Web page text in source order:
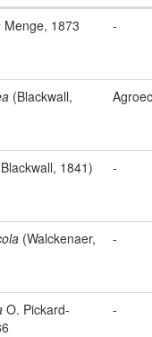
Menge, 1873 -
(Blackwall,
1841) -
(Walckenaer,
-
O. Pickard-
-